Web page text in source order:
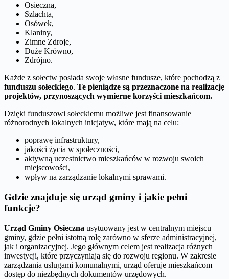
Osieczna,
Szlachta,
Osówek,
Klaniny,
Zimne Zdroje,
Duże Krówno,
Zdrójno.
Każde z sołectw posiada swoje własne fundusze, które pochodzą z
funduszu sołeckiego. Te pieniądze są przeznaczone na realizację
projektów, przynoszących wymierne korzyści mieszkańcom.
Dzięki funduszowi sołeckiemu możliwe jest finansowanie
różnorodnych lokalnych inicjatyw, które mają na celu:
poprawę infrastruktury,
jakości życia w społeczności,
aktywną uczestnictwo mieszkańców w rozwoju swoich
miejscowości,
wpływ na zarządzanie lokalnymi sprawami.
Gdzie znajduje się urząd gminy i jakie pełni
funkcje?
Urząd Gminy Osieczna usytuowany jest w centralnym miejscu
gminy, gdzie pełni istotną rolę zarówno w sferze administracyjnej,
jak i organizacyjnej. Jego głównym celem jest realizacja różnych
inwestycji, które przyczyniają się do rozwoju regionu. W zakresie
zarządzania usługami komunalnymi, urząd oferuje mieszkańcom
dostęp do niezbędnych dokumentów urzędowych.